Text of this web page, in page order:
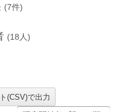
(7件)
(18 人)